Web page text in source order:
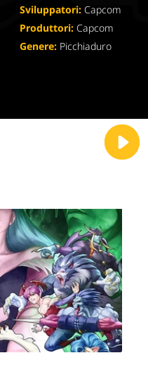
Sviluppatori: Capcom
Produttori: Capcom
Genere: Picchiaduro